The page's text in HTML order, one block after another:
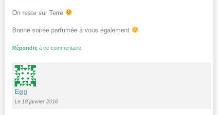
On reste sur Terre
Bonne soirée parfumée à vous également
Répondre à ce commentaire
Egg
Le 18 janvier 2016